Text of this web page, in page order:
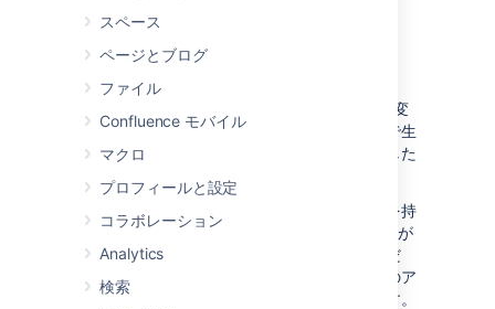
スペース
ページとブログ
ファイル
Confluence モバイル
マクロ
プロフィールと設定
コラボレーション
Analytics
検索
ユーザー名の変更
Confluence 管理者はユーザーのユーザー名を変
更できます。ユーザー名の変更は様々な理由で生
じますが、たとえば、ユーザーが名前を変更した
各アクティブユーザーは、一意のユーザー名を持
つ必要があるため、2 人の
ユーザーが
同じユーザー名を持つことはできません。ただ
し、 無効化されたユーザー
のユーザー名を別のア
クティブユーザーに割り当てることはできます。